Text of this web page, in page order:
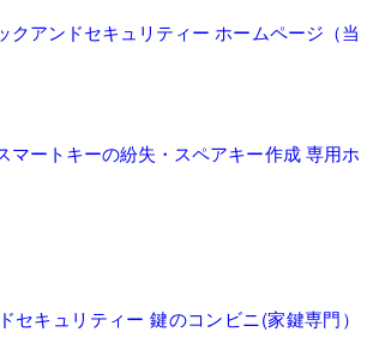
クアンドセキュリティー ホームページ（当
マートキーの紛失・スペアキー作成 専用ホ
セキュリティー 鍵のコンビニ(家鍵専門）